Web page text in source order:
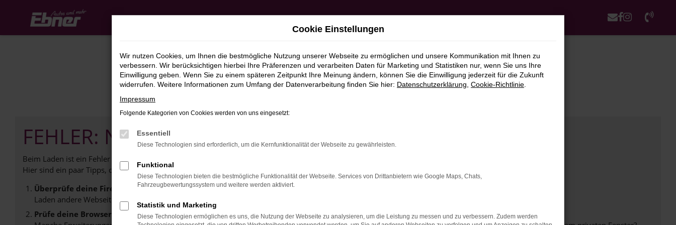
Hauptinhalt
springen
FEHLER: NETWORK ERROR
Beim Laden ist ein Fehler aufgetreten.
Hier sind ein paar Tipps, die dir helfen können:
Überprüfe deine Firewall und deine Internetverbindung.
Laden andere Webseiten, zum Beispiel deine Suchmaschine?
Prüfe deine Browsererweiterungen.
Cookie Einstellungen
Wir nutzen Cookies, um Ihnen die bestmögliche Nutzung unserer Webseite zu ermöglichen und unsere Kommunikation mit Ihnen zu
verbessern. Wir berücksichtigen hierbei Ihre Präferenzen und verarbeiten Daten für Marketing und Statistiken nur, wenn Sie uns Ihre
Einwilligung geben. Wenn Sie zu einem späteren Zeitpunkt Ihre Meinung ändern, können Sie die Einwilligung jederzeit für die Zukunft
widerrufen. Weitere Informationen zum Umfang der Datenverarbeitung finden Sie hier: Datenschutzerklärung Cookie-Richtlinie
Impressum
Folgende Kategorien von Cookies werden von uns eingesetzt:
Essentiell
Diese Technologien sind erforderlich, um die Kernfunktionalität der Webseite zu gewährleisten.
Funktional
Diese Technologien bieten die bestmögliche Funktionalität der Webseite. Services von Drittanbietern wie Google Maps, Chats,
Fahrzeugbewertungssystem und weitere werden aktiviert.
Statistik und Marketing
Diese Technologien ermöglichen es uns, die Nutzung der Webseite zu analysieren, um die Leistung zu messen und zu verbessern. Zudem werden